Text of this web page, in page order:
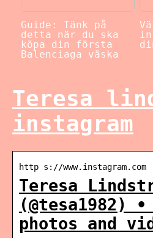
Guide: Tänk på
detta när du ska
köpa din första
Balenciaga väska
Teresa
instagram
http s://www.instagram.com
Teresa
(@tesa1982)
photos and